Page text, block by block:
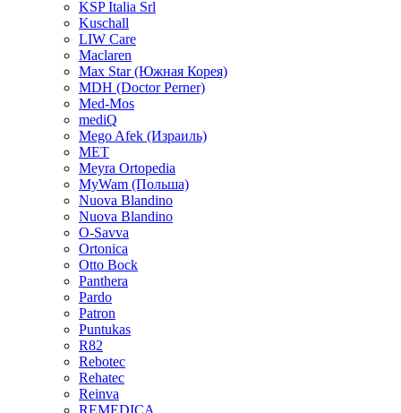
KSP Italia Srl
Kuschall
LIW Care
Maclaren
Max Star (Южная Корея)
MDH (Doctor Perner)
Med-Mos
mediQ
Mego Afek (Израиль)
MET
Meyra Ortopedia
MyWam (Польша)
Nuova Blandino
Nuova Blandino
O-Savva
Ortonica
Otto Bock
Panthera
Pardo
Patron
Puntukas
R82
Rebotec
Rehatec
Reinva
REMEDICA